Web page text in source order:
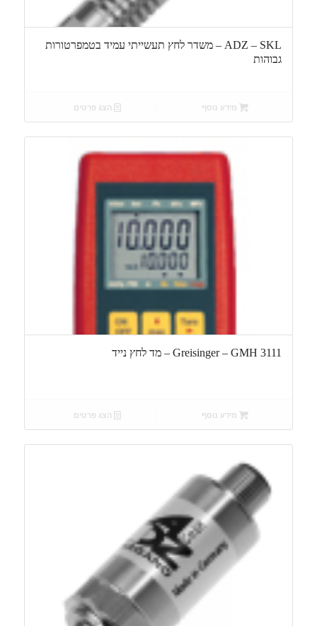
ADZ – SKL – משדר לחץ תעשייתי עמיד בטמפרטורות
גבוהות
מידע נוסף הצג פרטים
Greisinger – GMH 3111 – מד לחץ נייד
מידע נוסף הצג פרטים